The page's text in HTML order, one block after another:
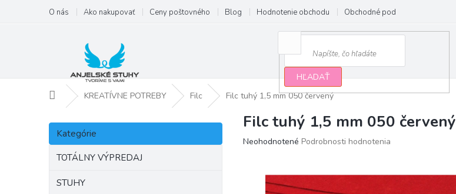
obsah
O nás Ako nakupovať Ceny poštovného Blog Hodnotenie obchodu Obchodné podmienky
HĽADAŤ
DomovKREATÍVNE POTREBY Filc Filc tuhý 1,5 mm 050 červený
B
č
Preskočiť
kategórie
Kategórie
TOTÁLNY VÝPREDAJ
STUHY
Filc tuhý 1,5 mm 050 červený
Priemerné
Neohodnotené Podrobnosti hodnotenia